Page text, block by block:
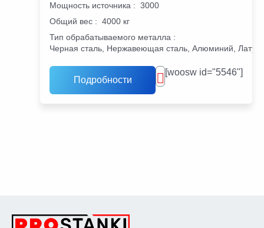
Мощность источника : 3000
Общий вес : 4000 кг
Тип обрабатываемого металла :
Черная сталь, Нержавеющая сталь, Алюминий,
Подробности
[woosw id="5546"]